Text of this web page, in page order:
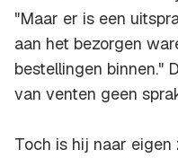
"Maar er is een
aan het bezorgen
bestellingen binnen."
van venten geen
Toch is hij naar